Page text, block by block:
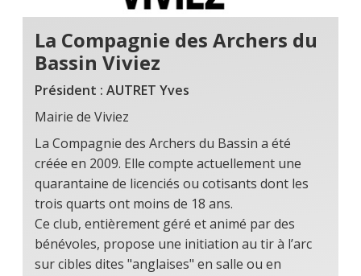
La Compagnie des Archers du
Bassin Viviez
Président : AUTRET Yves
Mairie de Viviez
La Compagnie des Archers du Bassin a été
créée en 2009. Elle compte actuellement une
quarantaine de licenciés ou cotisants dont les
trois quarts ont moins de 18 ans.
Ce club, entièrement géré et animé par des
bénévoles, propose une initiation au tir à l’arc
sur cibles dites "anglaises" en salle ou en